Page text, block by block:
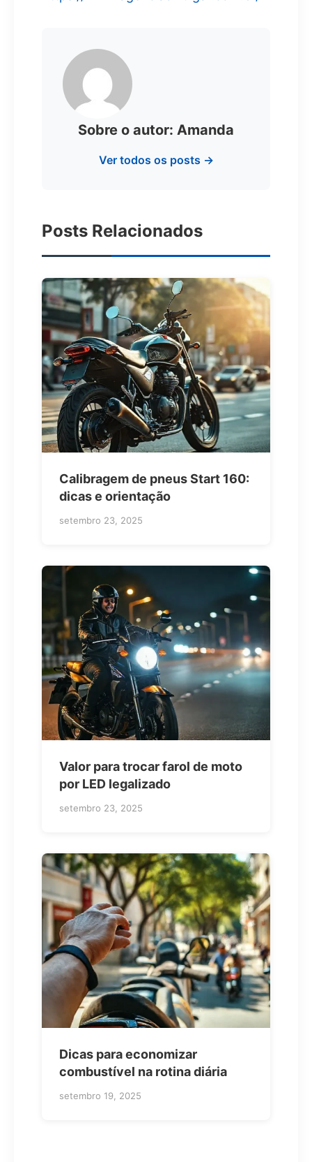
Sobre o autor: Amanda
Ver todos os posts →
Posts Relacionados
Calibragem de pneus Start 160:
dicas e orientação
setembro 23, 2025
Valor para trocar farol de moto
por LED legalizado
setembro 23, 2025
Dicas para economizar
combustível na rotina diária
setembro 19, 2025